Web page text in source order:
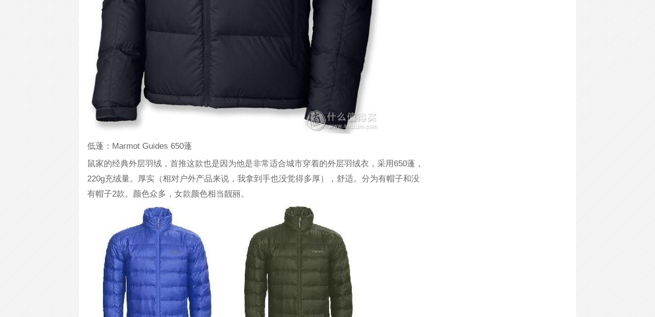
低蓬：Marmot Guides 650蓬
鼠家的经典外层羽绒，首推这款也是因为他是非常适合城市穿着的外层羽绒衣，采用650蓬，
220g充绒量。厚实（相对户外产品来说，我拿到手也没觉得多厚），舒适。分为有帽子和没
有帽子2款。颜色众多，女款颜色相当靓丽。